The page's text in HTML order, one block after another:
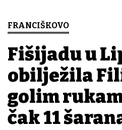
FRANCIŠKOVO
Fišijadu u
obilježila
golim
čak 11